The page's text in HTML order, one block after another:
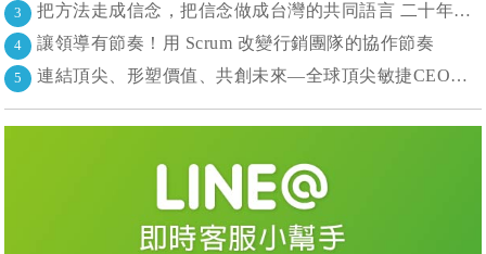
3 把方法走成信念，把信念做成台灣的共同語言 二十年志業，陪伴台灣走過專案管理與敏捷轉型
4 讓領導有節奏！用 Scrum 改變行銷團隊的協作節奏
5 連結頂尖、形塑價值、共創未來—全球頂尖敏捷CEO聯誼會成立